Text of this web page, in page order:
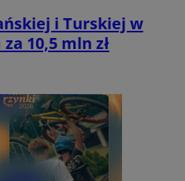
i Turskiej w
10,5 mln zł